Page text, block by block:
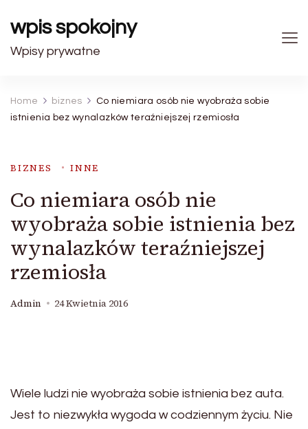
wpis spokojny
Wpisy prywatne
Home biznes
Co niemiara osób nie wyobraża sobie
istnienia bez wynalazków teraźniejszej rzemiosła
BIZNES INNE
Co niemiara osób nie
wyobraża sobie istnienia bez
wynalazków teraźniejszej
rzemiosła
Admin 24 Kwietnia 2016
Wiele ludzi nie wyobraża sobie istnienia bez auta.
Jest to niezwykła wygoda w codziennym życiu. Nie